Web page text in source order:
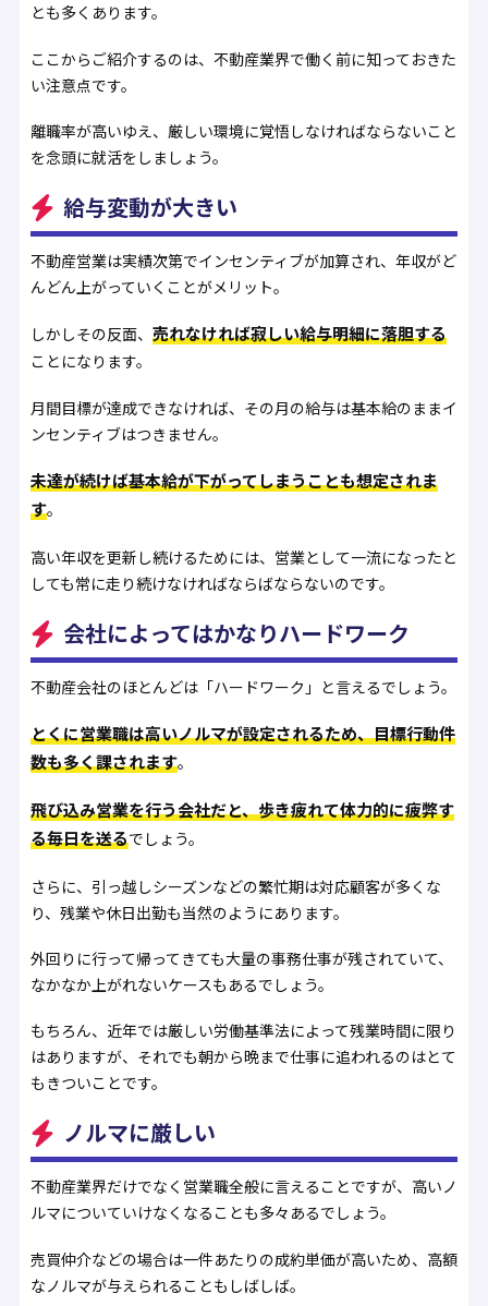
とも多くあります。
ここからご紹介するのは、不動産業界で働く前に知っておきた
い注意点です。
離職率が高いゆえ、厳しい環境に覚悟しなければならないこと
を念頭に就活をしましょう。
給与変動が大きい
不動産営業は実績次第でインセンティブが加算され、年収がど
んどん上がっていくことがメリット。
しかしその反面、 売れなければ寂しい給与明細に落胆する
ことになります。
月間目標が達成できなければ、その月の給与は基本給のままイ
ンセンティブはつきません。
未達が続けば基本給が下がってしまうことも想定されま
す。
高い年収を更新し続けるためには、営業として一流になったと
しても常に走り続けなければならばならないのです。
会社によってはかなりハードワーク
不動産会社のほとんどは「ハードワーク」と言えるでしょう。
とくに営業職は高いノルマが設定されるため、目標行動件
数も多く課されます。
飛び込み営業を行う会社だと、歩き疲れて体力的に疲弊す
る毎日を送るでしょう。
さらに、引っ越しシーズンなどの繁忙期は対応顧客が多くな
り、残業や休日出勤も当然のようにあります。
外回りに行って帰ってきても大量の事務仕事が残されていて、
なかなか上がれないケースもあるでしょう。
もちろん、近年では厳しい労働基準法によって残業時間に限り
はありますが、それでも朝から晩まで仕事に追われるのはとて
もきついことです。
ノルマに厳しい
不動産業界だけでなく営業職全般に言えることですが、高いノ
ルマについていけなくなることも多々あるでしょう。
売買仲介などの場合は一件あたりの成約単価が高いため、高額
なノルマが与えられることもしばしば。